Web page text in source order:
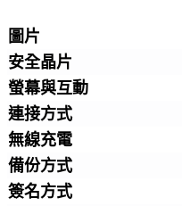
圖片
安全晶片
螢幕與互動
連接方式
無線充電
備份方式
簽名方式